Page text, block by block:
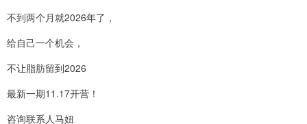
不到两个月就2026年了，
给自己一个机会，
不让脂肪留到2026
最新一期11.17开营！
咨询联系人马妞